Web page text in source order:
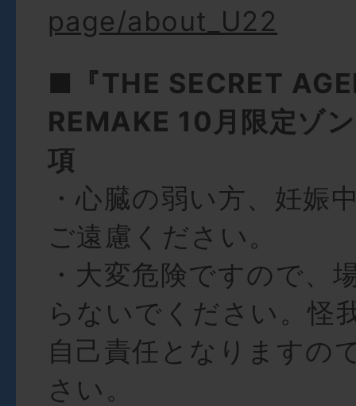
page/about_U22
■『THE SECRET
REMAKE 10月限定ゾ
項
・心臓の弱い方、妊娠
ご遠慮ください。
・大変危険ですので、
らないでください。怪
自己責任となりますの
さい。